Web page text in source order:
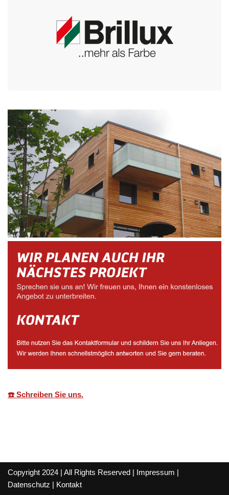
☎️ Schreiben Sie uns.
Copyright 2024 | All Rights Reserved | Impressum |
Datenschutz | Kontakt